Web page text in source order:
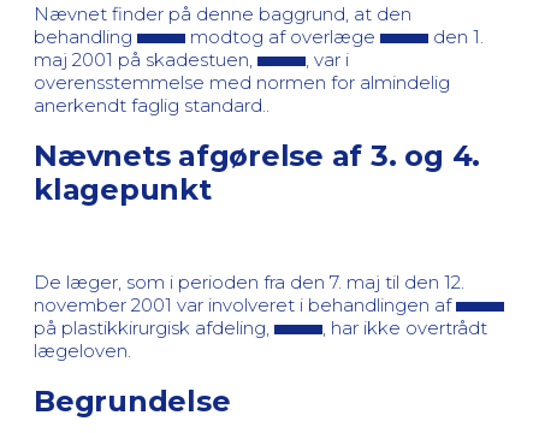
Nævnet finder på denne baggrund, at den
behandling
modtog af overlæge
den 1.
maj 2001 på skadestuen,
, var i
overensstemmelse med normen for almindelig
anerkendt faglig standard..
Nævnets afgørelse af 3. og 4.
klagepunkt
De læger, som i perioden fra den 7. maj til den 12.
november 2001 var involveret i behandlingen af
på plastikkirurgisk afdeling,
, har ikke overtrådt
lægeloven.
Begrundelse